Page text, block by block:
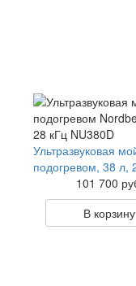
Ультразвуковая
подогревом, 38 л,
101 700
В корзину